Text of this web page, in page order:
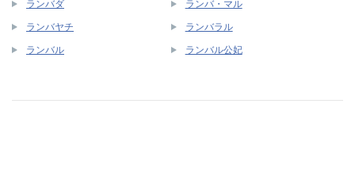
ランバダ ランバ・マル
ランバヤチ ランバラル
ランバル ランバル公妃